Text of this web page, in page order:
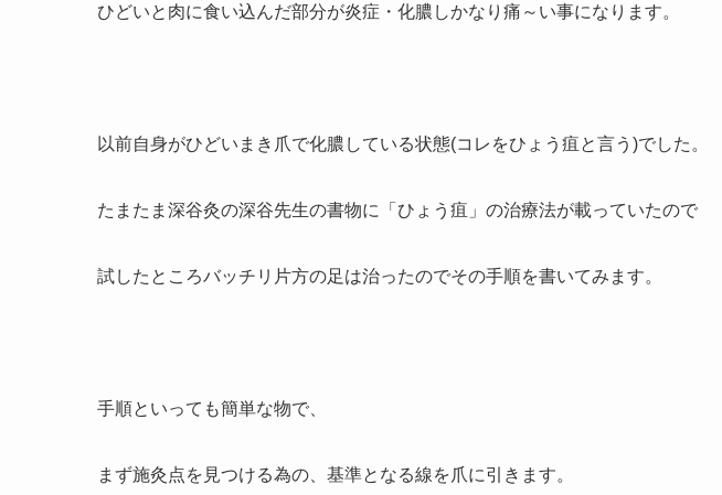
ひどいと肉に食い込んだ部分が炎症・化膿しかなり痛～い事になります。
以前自身がひどいまき爪で化膿している状態(コレをひょう疽と言う)でした。
たまたま深谷灸の深谷先生の書物に「ひょう疽」の治療法が載っていたので
試したところバッチリ片方の足は治ったのでその手順を書いてみます。
手順といっても簡単な物で、
まず施灸点を見つける為の、基準となる線を爪に引きます。